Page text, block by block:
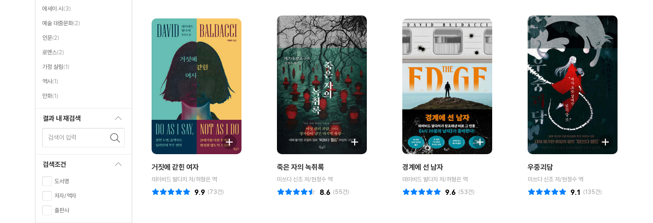
에세이 시(3)
예술 대중문화(2)
인문(2)
로맨스(2)
가정 살림(1)
역사(1)
만화(1)
결과 내 재검색
검색어 입력
검색조건
도서명
저자/역자
출판사
거짓에 갇힌 여자
데이비드 발다치 저/허형은 역
(73건)
9.9
죽은 자의 녹취록
미쓰다 신조 저/현정수 역
(55건)
8.6
경계에 선 남자
데이비드 발다치 저/허형은 역
(53건)
9.6
우중괴담
미쓰다 신조 저/현정수 역
(135건)
9.1